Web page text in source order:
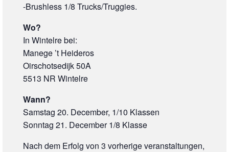
-Brushless 1/8 Trucks/Truggies.
Wo?
In Wintelre bei:
Manege ’t Heideros
Oirschotsedijk 50A
5513 NR Wintelre
Wann?
Samstag 20. December, 1/10 Klassen
Sonntag 21. December 1/8 Klasse
Nach dem Erfolg von 3 vorherige veranstaltungen,